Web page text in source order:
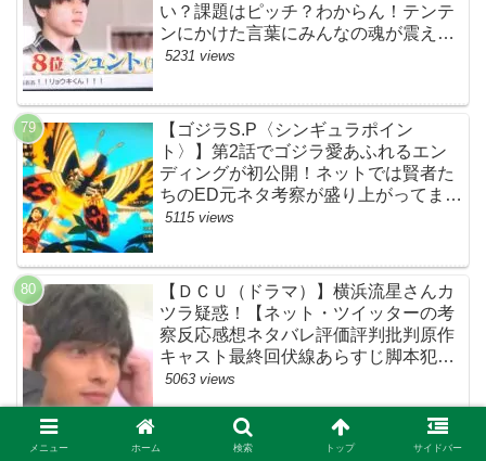
い？課題はピッチ？わからん！テンテ
ンにかけた言葉にみんなの魂が震えて
ます…【ザファースト・ネットのネタ
5231 views
【ゴジラS.P〈シンギュラポイン
ト〉】第2話でゴジラ愛あふれるエン
ディングが初公開！ネットでは賢者た
ちのED元ネタ考察が盛り上がってま
す！モスラやメカゴジラ（機龍）も登
5115 views
【ＤＣＵ（ドラマ）】横浜流星さんカ
ツラ疑惑！【ネット・ツイッターの考
察反応感想ネタバレ評価評判批判原作
キャスト最終回伏線あらすじ脚本犯人
黒幕まとめ・着飾る恋には理由があっ
て・ウィッグ】
5063 views
【着飾る恋には理由があって】「冷蔵
メニュー ホーム 検索 トップ サイドバー